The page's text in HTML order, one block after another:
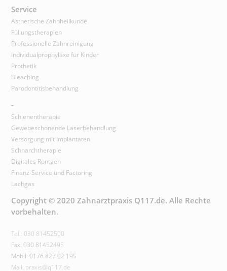
Service
Ästhetische Zahnheilkunde
Füllungstherapien
Professionelle Zahnreinigung
Individualprophylaxe für Kinder
Prothetik
Bleaching
Parodontitisbehandlung
-
Schienentherapie
Gewebeschonende Laserbehandlung
Versorgung mit Implantaten
Schnarchtherapie
Digitales Röntgen
Finanz-Service und Factoring
Lachgas
Copyright © 2020 Zahnarztpraxis Q117.de. Alle Rechte
vorbehalten.
Tel.: 030 81452500
Fax: 030 81452495
Mobil: 0176 827 02 195
Mail: praxis@q117.de